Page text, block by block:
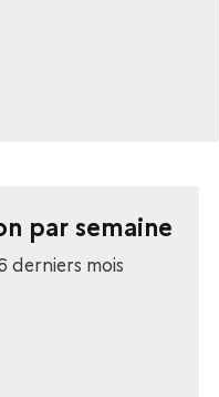
par semaine
derniers mois